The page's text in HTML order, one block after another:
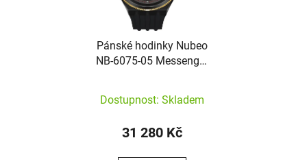
Pánské hodinky Nubeo
NB-6075-05 Messenger
Dostupnost: Skladem
31 280 Kč